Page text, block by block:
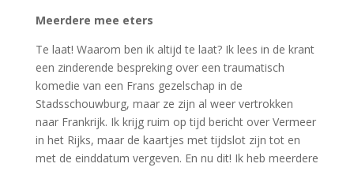
Meerdere mee eters
Te laat! Waarom ben ik altijd te laat? Ik lees in de krant
een zinderende bespreking over een traumatisch
komedie van een Frans gezelschap in de
Stadsschouwburg, maar ze zijn al weer vertrokken
naar Frankrijk. Ik krijg ruim op tijd bericht over Vermeer
in het Rijks, maar de kaartjes met tijdslot zijn tot en
met de einddatum vergeven. En nu dit! Ik heb meerdere